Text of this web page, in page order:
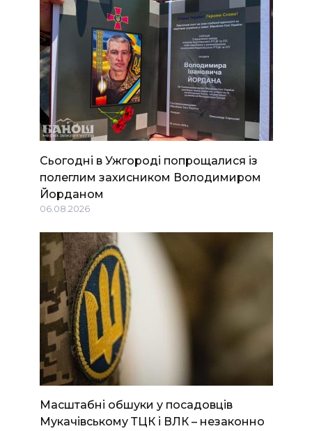
Сьогодні в Ужгороді попрощалися із
полеглим захисником Володимиром
Йорданом
06.08.2026
Масштабні обшуки у посадовців
Мукачівському ТЦК і ВЛК – незаконно